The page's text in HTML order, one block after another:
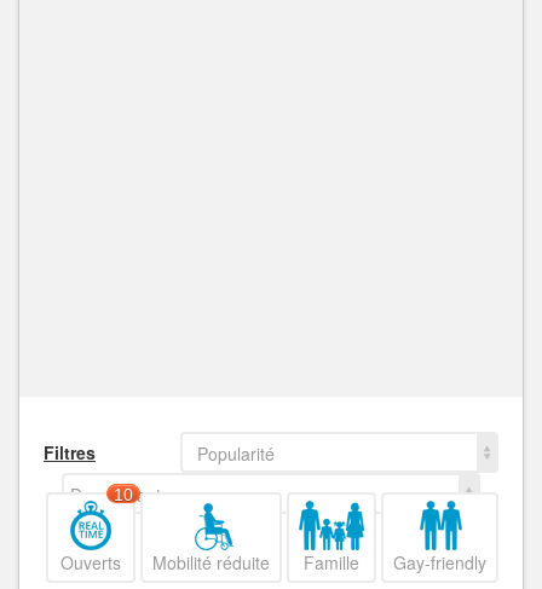
Filtres
Popularité
Decroissant
Ouverts
10
Mobilité réduite Famille Gay-friendly